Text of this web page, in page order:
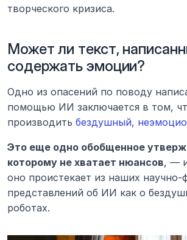
творческого кризиса.
Может ли текст,
содержать эмоции?
Одно из опасений по поводу
помощью ИИ заключается в том,
производить бездушный,
Это еще одно обобщенное
которому не хватает нюансов, —
оно проистекает из наших научно-
представлений об ИИ как о
роботах.